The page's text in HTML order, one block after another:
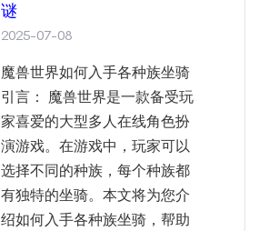
谜
2025-07-08
魔兽世界如何入手各种族坐骑
引言： 魔兽世界是一款备受玩
家喜爱的大型多人在线角色扮
演游戏。在游戏中，玩家可以
选择不同的种族，每个种族都
有独特的坐骑。本文将为您介
绍如何入手各种族坐骑，帮助